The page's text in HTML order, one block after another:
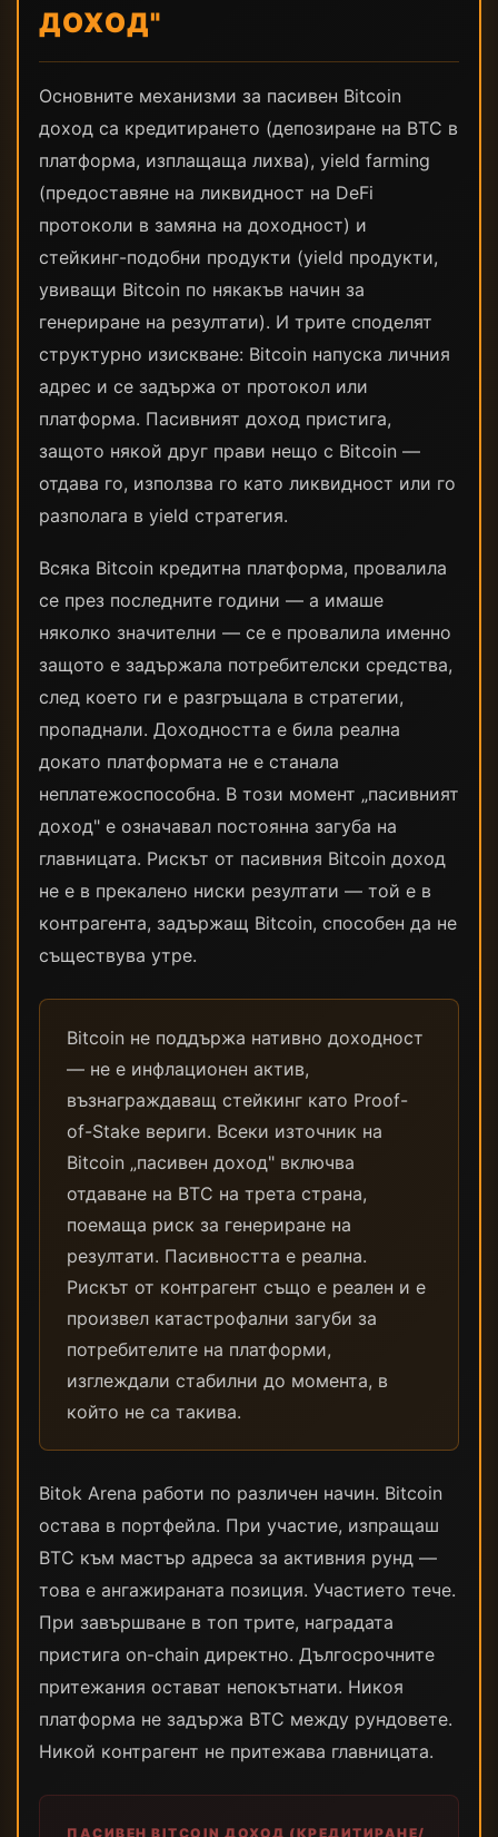
ДОХОД"
Основните механизми за пасивен Bitcoin
доход са кредитирането (депозиране на BTC в
платформа, изплащаща лихва), yield farming
(предоставяне на ликвидност на DeFi
протоколи в замяна на доходност) и
стейкинг-подобни продукти (yield продукти,
увиващи Bitcoin по някакъв начин за
генериране на резултати). И трите споделят
структурно изискване: Bitcoin напуска личния
адрес и се задържа от протокол или
платформа. Пасивният доход пристига,
защото някой друг прави нещо с Bitcoin —
отдава го, използва го като ликвидност или го
разполага в yield стратегия.
Всяка Bitcoin кредитна платформа, провалила
се през последните години — а имаше
няколко значителни — се е провалила именно
защото е задържала потребителски средства,
след което ги е разгръщала в стратегии,
пропаднали. Доходността е била реална
докато платформата не е станала
неплатежоспособна. В този момент „пасивният
доход" е означавал постоянна загуба на
главницата. Рискът от пасивния Bitcoin доход
не е в прекалено ниски резултати — той е в
контрагента, задържащ Bitcoin, способен да не
съществува утре.
Bitcoin не поддържа нативно доходност
— не е инфлационен актив,
възнаграждаващ стейкинг като Proof-
of-Stake вериги. Всеки източник на
Bitcoin „пасивен доход" включва
отдаване на BTC на трета страна,
поемаща риск за генериране на
резултати. Пасивността е реална.
Рискът от контрагент също е реален и е
произвел катастрофални загуби за
потребителите на платформи,
изглеждали стабилни до момента, в
който не са такива.
Bitok Arena работи по различен начин. Bitcoin
остава в портфейла. При участие, изпращаш
BTC към мастър адреса за активния рунд —
това е ангажираната позиция. Участието тече.
При завършване в топ трите, наградата
пристига on-chain директно. Дългосрочните
притежания остават непокътнати. Никоя
платформа не задържа BTC между рундовете.
Никой контрагент не притежава главницата.
ПАСИВЕН BITCOIN ДОХОД (КРЕДИТИРАНЕ/